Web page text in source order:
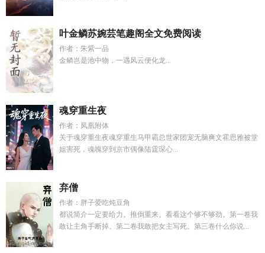
叶金鳞苏婉芸笔趣阁全文免费阅读
作者：朱紫一品
金鳞岂是池中物，一遇风云便化龙...
魂穿重生夜
作者：凤凰附体
关于魂穿重生夜魂穿重生马甲霸总世家团宠无脑爽文霍思雅被堂
姐害死，魂魄穿到京市偶像陆霆琛心...
弃僧
作者：胖子爱吃炖豆角
都说简介一定要给力。推倒重来。看看这个够不够劲。第一卷我
敢让主角手断掉。第二卷我敢把女主写死。第三卷什么你说...